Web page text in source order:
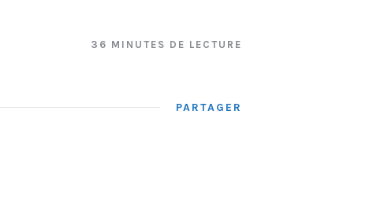
36 MINUTES DE LECTURE
PARTAGER